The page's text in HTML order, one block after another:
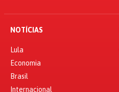
NOTÍCIAS
Lula
Economia
Brasil
Internacional